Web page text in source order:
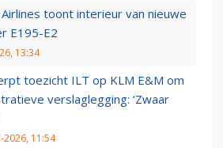
Airlines toont interieur van nieuwe
E195-E2
13:34
toezicht ILT op KLM E&M om
verslaglegging: ‘Zwaar
2026, 11:54